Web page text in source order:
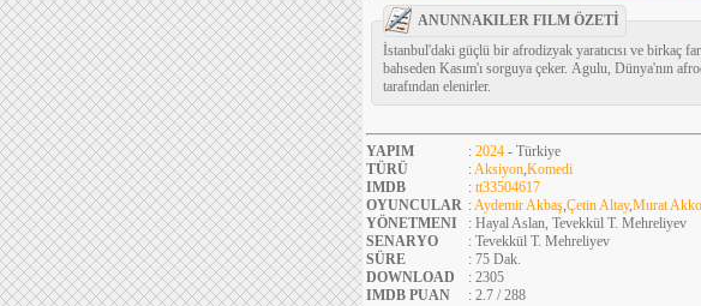
ANUNNAKILER FILM ÖZETİ
İstanbul'daki güçlü bir afrodizyak yaratıcısı ve birkaç
bahseden Kasım'ı sorguya çeker. Agulu, Dünya'nın
tarafından elenirler.
YAPIM : 2024 - Türkiye
TÜRÜ
:Aksiyon,Komedi
IMDB
: tt33504617
OYUNCULAR :Aydemir Akbaş,Çetin Altay,Murat
YÖNETMENI
: Hayal Aslan, Tevekkül T. Mehreliyev
SENARYO
: Tevekkül T. Mehreliyev
SÜRE
: 75 Dak.
DOWNLOAD
: 2305
IMDB PUAN
: 2.7 / 288